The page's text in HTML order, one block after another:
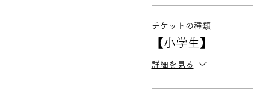
チケットの種類
【小学生】
詳細を見る